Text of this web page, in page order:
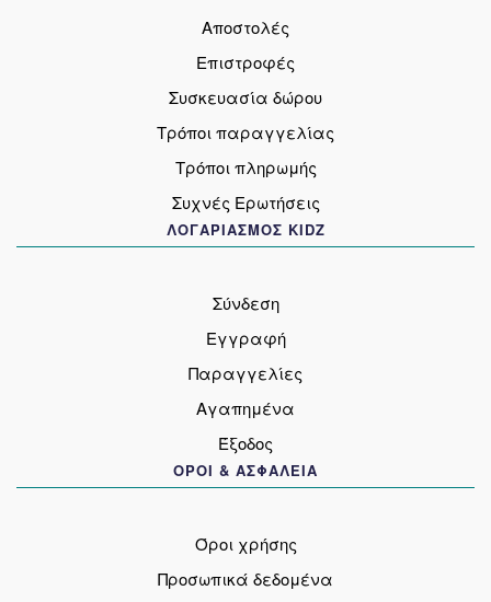
Αποστολές
Επιστροφές
Συσκευασία δώρου
Τρόποι παραγγελίας
Τρόποι πληρωμής
Συχνές Ερωτήσεις
ΛΟΓΑΡΙΑΣΜΟΣ KIDZ
Σύνδεση
Εγγραφή
Παραγγελίες
Αγαπημένα
Έξοδος
ΟΡΟΙ & ΑΣΦΑΛΕΙΑ
Όροι χρήσης
Προσωπικά δεδομένα